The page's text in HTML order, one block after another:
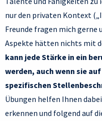
nur den privaten Kontext
Freunde fragen mich gerne
Aspekte hätten nichts mit
kann jede Stärke in ein
werden, auch wenn sie
spezifischen
Übungen helfen Ihnen
erkennen und folgend auf